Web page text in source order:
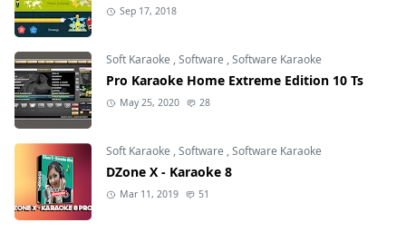
Sep 17, 2018
Soft Karaoke ,Software ,Software Karaoke
Pro Karaoke Home Extreme Edition 10 Ts
May 25, 2020 28
Soft Karaoke ,Software ,Software Karaoke
DZone X - Karaoke 8
Mar 11, 2019 51